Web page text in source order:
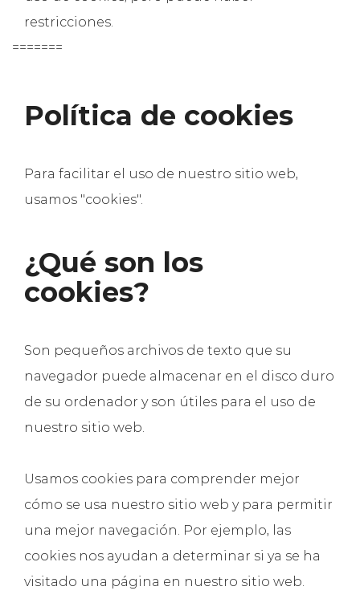
restricciones.
=======
Política de cookies
Para facilitar el uso de nuestro sitio web,
usamos "cookies".
¿Qué son los
cookies?
Son pequeños archivos de texto que su
navegador puede almacenar en el disco duro
de su ordenador y son útiles para el uso de
nuestro sitio web.
Usamos cookies para comprender mejor
cómo se usa nuestro sitio web y para permitir
una mejor navegación. Por ejemplo, las
cookies nos ayudan a determinar si ya se ha
visitado una página en nuestro sitio web.